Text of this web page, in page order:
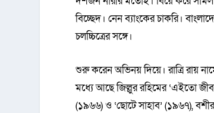
বিচ্ছেদ। নেন ব্যাংকের চাকরি।
চলচ্চিত্রের সঙ্গে।
শুরু করেন অভিনয় দিয়ে। রাত্রি রায়
মধ্যে আছে জিল্লুর রহিমের ‘এইতো
(১৯৬৬) ও ‘ছোটে সাহাব’ (১৯৬৭),